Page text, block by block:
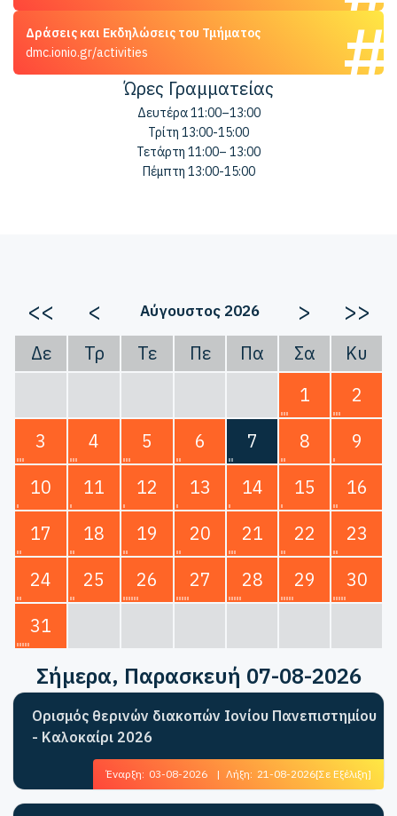
Δράσεις και Εκδηλώσεις του Τμήματος
dmc.ionio.gr/activities
Ώρες Γραμματείας
Δευτέρα 11:00–13:00
Τρίτη 13:00-15:00
Τετάρτη 11:00– 13:00
Πέμπτη 13:00-15:00
<< < Αύγουστος 2026 > >>
Δε Τρ Τε Πε Πα Σα
Κυ
1
2
3
4 5 6 7 8
9
10
11 12 13 14 15
16
17
18 19 20 21 22
23
24
25 26 27 28 29
30
31
Σήμερα, Παρασκευή 07-08-2026
Ορισμός θερινών διακοπών Ιονίου Πανεπιστημίου
- Καλοκαίρι 2026
Έναρξη: 03-08-2026 | Λήξη: 21-08-2026[Σε Εξέλιξη]